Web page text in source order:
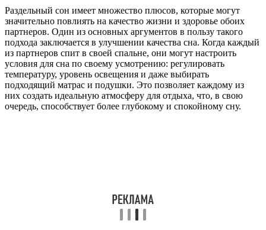
Раздельный сон имеет множество плюсов, которые могут
значительно повлиять на качество жизни и здоровье обоих
партнеров. Один из основных аргументов в пользу такого
подхода заключается в улучшении качества сна. Когда каждый
из партнеров спит в своей спальне, они могут настроить
условия для сна по своему усмотрению: регулировать
температуру, уровень освещения и даже выбирать
подходящий матрас и подушки. Это позволяет каждому из
них создать идеальную атмосферу для отдыха, что, в свою
очередь, способствует более глубокому и спокойному сну.